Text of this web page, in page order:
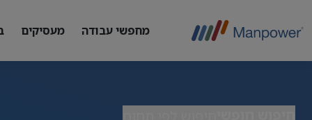
מחפשי עבודה מעסיקים